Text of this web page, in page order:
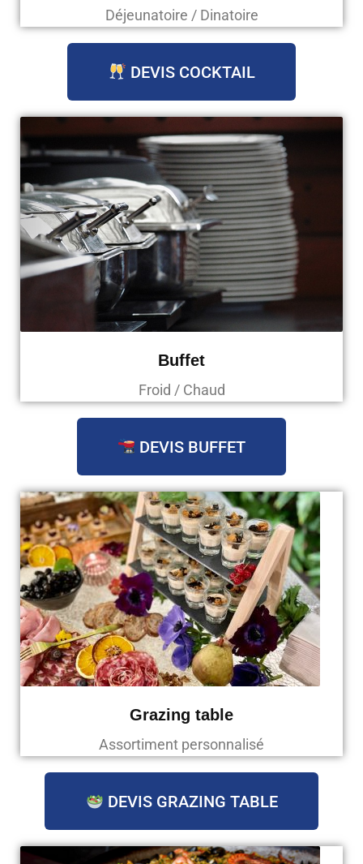
Déjeunatoire / Dinatoire
DEVIS COCKTAIL
Buffet
Froid / Chaud
DEVIS BUFFET
Grazing table
Assortiment personnalisé
DEVIS GRAZING TABLE